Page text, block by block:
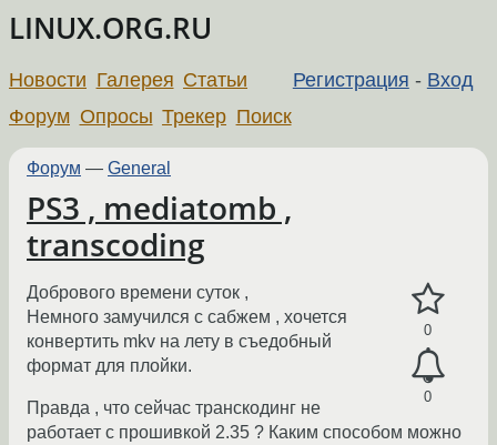
LINUX.ORG.RU
Регистрация - Вход
Новости Галерея Статьи
Форум Опросы Трекер Поиск
Форум — General
PS3 , mediatomb ,
transcoding
0
0
Добрового времени суток ,
Немного замучился с сабжем , хочется
конвертить mkv на лету в съедобный
формат для плойки.
Правда , что сейчас транскодинг не
работает с прошивкой 2.35 ? Каким способом можно